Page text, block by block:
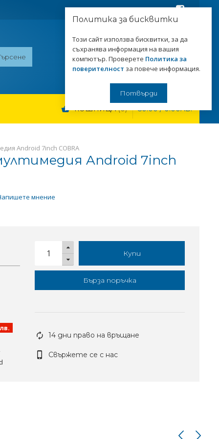
Политика за бисквитки
Този сайт използва бисквитки, за да
съхранява информация на вашия
компютър. Проверете Политика за
поверителност за повече информация.
Потвърди
Последвайте ни:
0899929199
Свържете се с нас!
КОШНИЦА 0 €0.00 / 0.00ЛВ.
Android 7inch COBRA
Android 7inch
мнение
Купи
Бърза поръчка
14 дни право на връщане
Свържете се с нас